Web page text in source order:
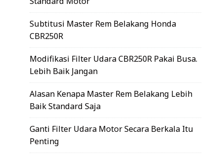
Subtitusi Master Rem Belakang Honda
CBR250R
Modifikasi Filter Udara CBR250R Pakai Busa.
Lebih Baik Jangan
Alasan Kenapa Master Rem Belakang Lebih
Baik Standard Saja
Ganti Filter Udara Motor Secara Berkala Itu
Penting